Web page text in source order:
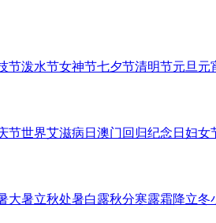
节泼水节女神节七夕节清明节元旦 元
节世界艾滋病日 澳门回归纪念日 妇女
大暑立秋处暑白露秋分寒露霜降立冬